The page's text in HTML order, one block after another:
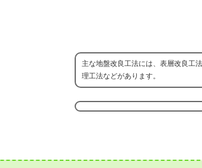
主な地盤改良工法には、表層改良工
理工法などがあります。